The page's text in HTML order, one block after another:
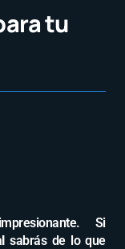
tu
Si
sabrás de lo que